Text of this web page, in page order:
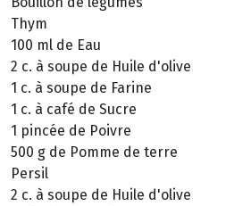
Thym
100 ml de Eau
2 c. à soupe de Huile d'olive
1 c. à soupe de Farine
1 c. à café de Sucre
1 pincée de Poivre
500 g de Pomme de terre
Persil
2 c. à soupe de Huile d'olive